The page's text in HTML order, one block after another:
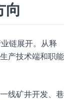
向
链展开。从释
产技术端和职能
线矿井开发、巷